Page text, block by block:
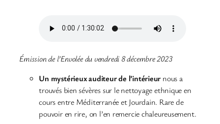
Émission de l’Envolée du vendredi 8 décembre 2023
Un mystérieux auditeur de l’intérieur nous a
trouvés bien sévères sur le nettoyage ethnique en
cours entre Méditerranée et Jourdain. Rare de
pouvoir en rire, on l’en remercie chaleureusement.